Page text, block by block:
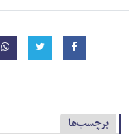
برچسب‌ها